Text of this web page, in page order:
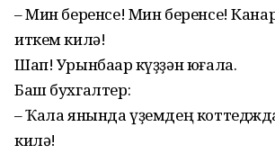
– Мин беренсе! Мин беренсе!
иткем килә!
Шап! Урынбаҫар күҙҙән юғала.
Баш бухгалтер:
– Ҡала янында үҙемдең
килә!